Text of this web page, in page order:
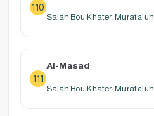
110
Salah Bou Khater: Muratalun
111
Al-Masad
Salah Bou Khater: Muratalun